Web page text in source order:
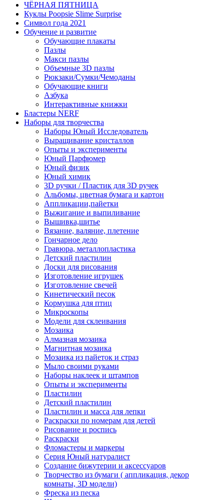
ЧЁРНАЯ ПЯТНИЦА
Куклы Poopsie Slime Surprise
Символ года 2021
Обучение и развитие
Обучающие плакаты
Пазлы
Макси пазлы
Объемные 3D пазлы
Рюкзаки/Сумки/Чемоданы
Обучающие книги
Азбука
Интерактивные книжки
Бластеры NERF
Наборы для творчества
Наборы Юный Исследователь
Выращивание кристаллов
Опыты и эксперименты
Юный Парфюмер
Юный физик
Юный химик
3D ручки / Пластик для 3D ручек
Альбомы, цветная бумага и картон
Аппликации,пайетки
Выжигание и выпиливание
Вышивка,шитье
Вязание, валяние, плетение
Гончарное дело
Гравюра, металлопластика
Детский пластилин
Доски для рисования
Изготовление игрушек
Изготовление свечей
Кинетический песок
Кормушка для птиц
Микроскопы
Модели для склеивания
Мозаика
Алмазная мозаика
Магнитная мозаика
Мозаика из пайеток и страз
Мыло своими руками
Наборы наклеек и штампов
Опыты и эксперименты
Пластилин
Детский пластилин
Пластилин и масса для лепки
Раскраски по номерам для детей
Рисование и роспись
Раскраски
Фломастеры и маркеры
Серия Юный натуралист
Создание бижутерии и аксессуаров
Творчество из бумаги ( аппликация, декор
комнаты, 3D модели)
Фреска из песка